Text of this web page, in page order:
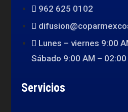
962 625 0102
Lunes – viernes 9:00
Sábado 9:00 AM – 02:00
Servicios